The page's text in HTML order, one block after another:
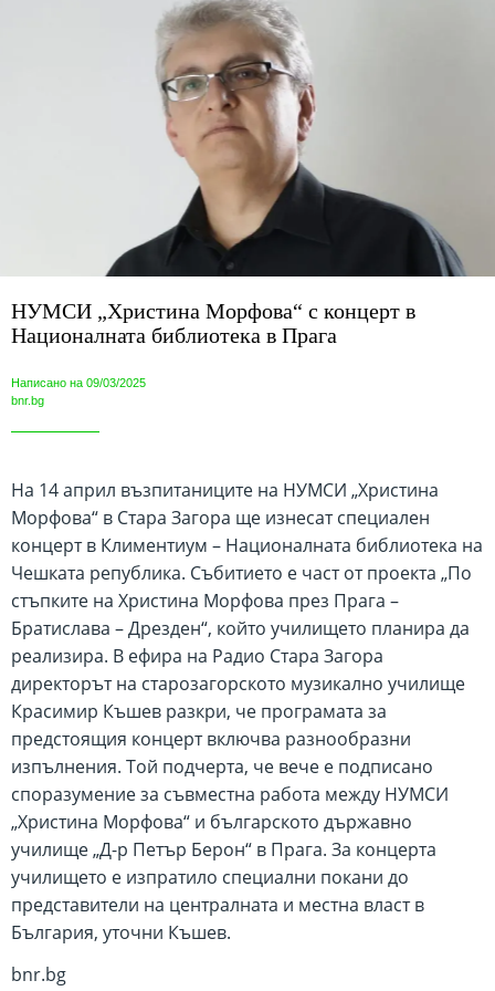
НУМСИ „Христина Морфова“ с концерт в
Националната библиотека в Прага
Написано на 09/03/2025
bnr.bg
На 14 април възпитаниците на НУМСИ „Христина
Морфова“ в Стара Загора ще изнесат специален
концерт в Климентиум – Националната библиотека на
Чешката република. Събитието е част от проекта „По
стъпките на Христина Морфова през Прага –
Братислава – Дрезден“, който училището планира да
реализира. В ефира на Радио Стара Загора
директорът на старозагорското музикално училище
Красимир Къшев разкри, че програмата за
предстоящия концерт включва разнообразни
изпълнения. Той подчерта, че вече е подписано
споразумение за съвместна работа между НУМСИ
„Христина Морфова“ и българското държавно
училище „Д-р Петър Берон“ в Прага. За концерта
училището е изпратило специални покани до
представители на централната и местна власт в
България, уточни Къшев.
bnr.bg